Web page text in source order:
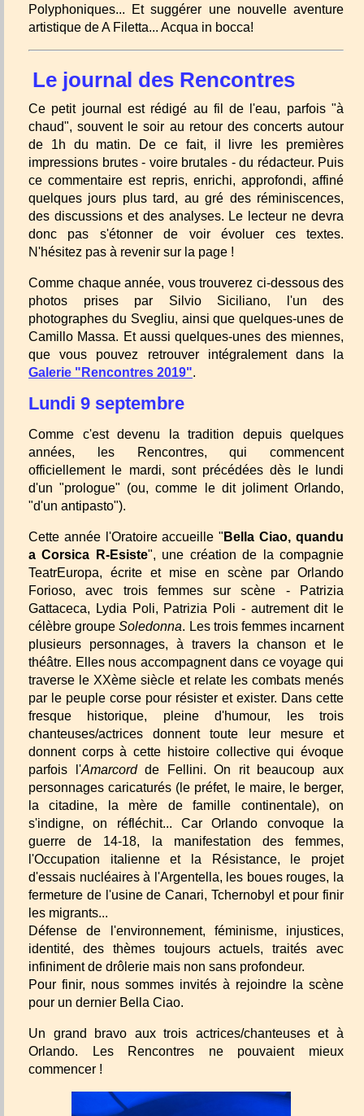
Polyphoniques... Et suggérer une nouvelle aventure
artistique de A Filetta... Acqua in bocca!
Le journal des Rencontres
Ce petit journal est rédigé au fil de l'eau, parfois "à
chaud", souvent le soir au retour des concerts autour
de 1h du matin. De ce fait, il livre les premières
impressions brutes - voire brutales - du rédacteur. Puis
ce commentaire est repris, enrichi, approfondi, affiné
quelques jours plus tard, au gré des réminiscences,
des discussions et des analyses. Le lecteur ne devra
donc pas s'étonner de voir évoluer ces textes.
N'hésitez pas à revenir sur la page !
Comme chaque année, vous trouverez ci-dessous des
photos prises par Silvio Siciliano, l'un des
photographes du Svegliu, ainsi que quelques-unes de
Camillo Massa. Et aussi quelques-unes des miennes,
que vous pouvez retrouver intégralement dans la
Galerie "Rencontres 2019".
Lundi 9 septembre
Comme c'est devenu la tradition depuis quelques
années, les Rencontres, qui commencent
officiellement le mardi, sont précédées dès le lundi
d'un "prologue" (ou, comme le dit joliment Orlando,
"d'un antipasto").
Cette année l'Oratoire accueille " Bella Ciao, quandu
a Corsica R-Esiste", une création de la compagnie
TeatrEuropa, écrite et mise en scène par Orlando
Forioso, avec trois femmes sur scène - Patrizia
Gattaceca, Lydia Poli, Patrizia Poli - autrement dit le
célèbre groupeSoledonna. Les trois femmes incarnent
plusieurs personnages, à travers la chanson et le
théâtre. Elles nous accompagnent dans ce voyage qui
traverse le XXème siècle et relate les combats menés
par le peuple corse pour résister et exister. Dans cette
fresque historique, pleine d'humour, les trois
chanteuses/actrices donnent toute leur mesure et
donnent corps à cette histoire collective qui évoque
parfois l'Amarcordde Fellini. On rit beaucoup aux
personnages caricaturés (le préfet, le maire, le berger,
la citadine, la mère de famille continentale), on
s'indigne, on réfléchit... Car Orlando convoque la
guerre de 14-18, la manifestation des femmes,
l'Occupation italienne et la Résistance, le projet
d'essais nucléaires à l'Argentella, les boues rouges, la
fermeture de l'usine de Canari, Tchernobyl et pour finir
les migrants...
Défense de l'environnement, féminisme, injustices,
identité, des thèmes toujours actuels, traités avec
infiniment de drôlerie mais non sans profondeur.
Pour finir, nous sommes invités à rejoindre la scène
pour un dernier Bella Ciao.
Un grand bravo aux trois actrices/chanteuses et à
Orlando. Les Rencontres ne pouvaient mieux
commencer !